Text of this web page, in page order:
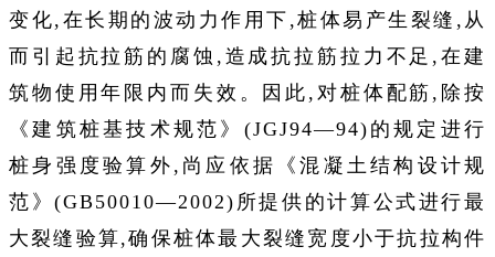
变化,在长期的波动力作用下,桩体易产生裂缝,从
而引起抗拉筋的腐蚀,造成抗拉筋拉力不足,在建
筑物使用年限内而失效。因此,对桩体配筋,除按
《建筑桩基技术规范》(JGJ94—94)的规定进行
桩身强度验算外,尚应依据《混凝土结构设计规
范》(GB50010—2002)所提供的计算公式进行最
大裂缝验算,确保桩体最大裂缝宽度小于抗拉构件